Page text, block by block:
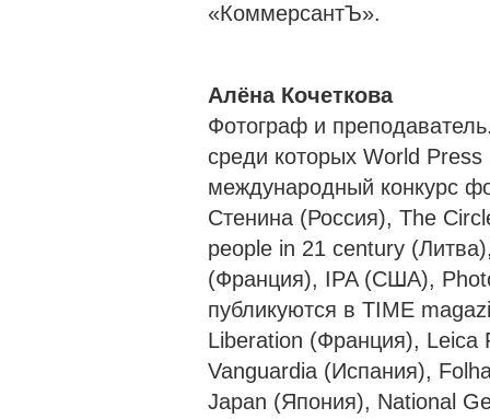
«КоммерсантЪ».
Алёна Кочеткова
Фотограф и
среди которых World
международный конкурс
Стенина (Россия), The
people in 21 century
(Франция), IPA (США),
публикуются в TIME
Liberation (Франция), Leica
Vanguardia (Испания),
Japan (Япония), National